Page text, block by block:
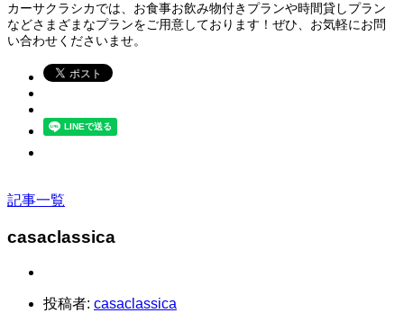
カーサクラシカでは、お食事お飲み物付きプランや時間貸しプラン
などさまざまなプランをご用意しております！ぜひ、お気軽にお問
い合わせくださいませ。
記事一覧
casaclassica
投稿者: casaclassica